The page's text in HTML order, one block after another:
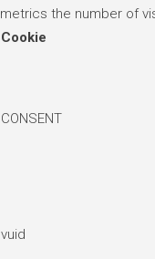
metrics the number of
Cookie
CONSENT
vuid